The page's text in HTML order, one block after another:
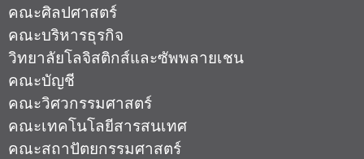
คณะศิลปศาสตร์
คณะบริหารธุรกิจ
วิทยาลัยโลจิสติกส์และซัพพลายเชน
คณะบัญชี
คณะวิศวกรรมศาสตร์
คณะเทคโนโลยีสารสนเทศ
คณะสถาปัตยกรรมศาสตร์